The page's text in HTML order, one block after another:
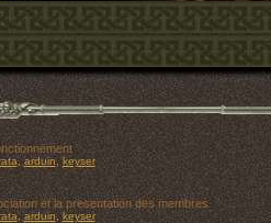
,arduin ,keyser
et la presentation des membres
,arduin ,keyser